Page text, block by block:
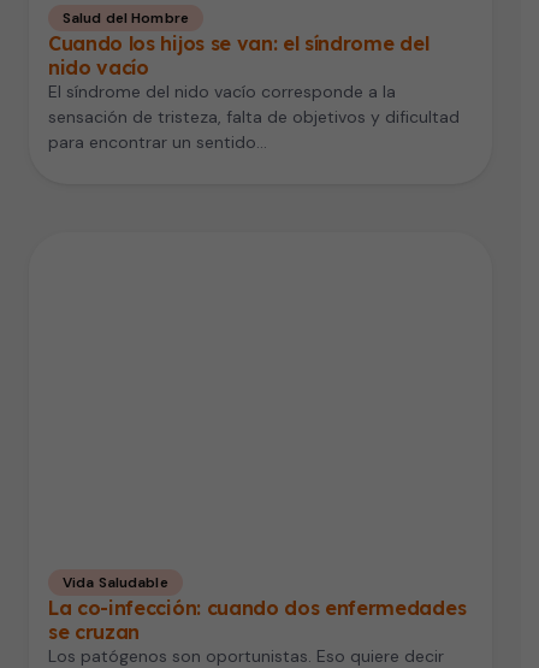
Salud del Hombre
Cuando los hijos se van: el síndrome del
nido vacío
El síndrome del nido vacío corresponde a la
sensación de tristeza, falta de objetivos y dificultad
para encontrar un sentido…
Vida Saludable
La co-infección: cuando dos enfermedades
se cruzan
Los patógenos son oportunistas. Eso quiere decir